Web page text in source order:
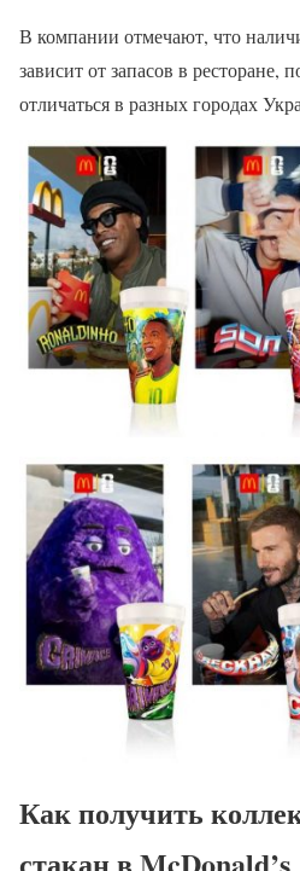
В компании отмечают, что
зависит от запасов в ресторане,
отличаться в разных городах
Как получить